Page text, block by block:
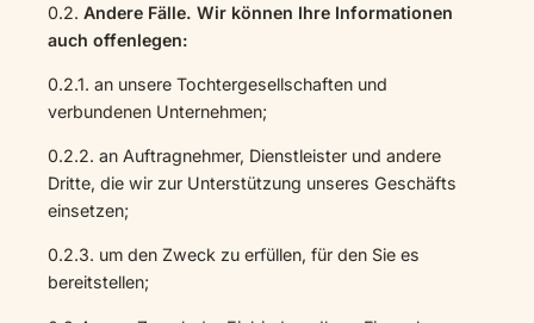
0.2. Andere Fälle. Wir können Ihre Informationen
auch offenlegen:
0.2.1. an unsere Tochtergesellschaften und
verbundenen Unternehmen;
0.2.2. an Auftragnehmer, Dienstleister und andere
Dritte, die wir zur Unterstützung unseres Geschäfts
einsetzen;
0.2.3. um den Zweck zu erfüllen, für den Sie es
bereitstellen;